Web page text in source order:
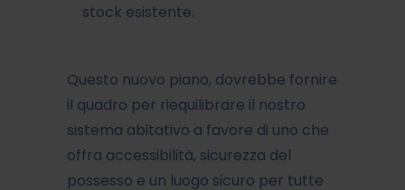
stock esistente.
Questo nuovo piano, dovrebbe fornire
il quadro per riequilibrare il nostro
sistema abitativo a favore di uno che
offra accessibilità, sicurezza del
possesso e un luogo sicuro per tutte